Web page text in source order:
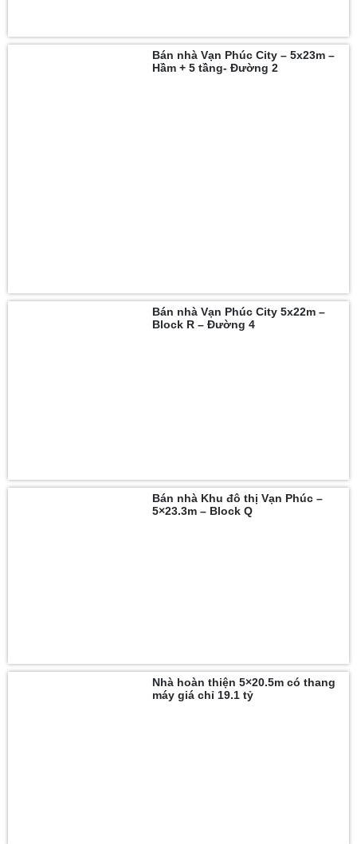
Bán nhà Vạn Phúc City – 5x23m –
Hầm + 5 tầng- Đường 2
Bán nhà Vạn Phúc City 5x22m –
Block R – Đường 4
Bán nhà Khu đô thị Vạn Phúc –
5×23.3m – Block Q
Nhà hoàn thiện 5×20.5m có thang
máy giá chỉ 19.1 tỷ